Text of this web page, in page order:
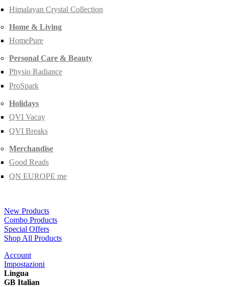
Himalayan Crystal Collection
Home & Living
HomePure
Personal Care & Beauty
Physio Radiance
ProSpark
Holidays
QVI Vacay
QVI Breaks
Merchandise
Good Reads
QN EUROPE me
New Products
Combo Products
Special Offers
Shop All Products
Account
Impostazioni
Lingua
GB Italian